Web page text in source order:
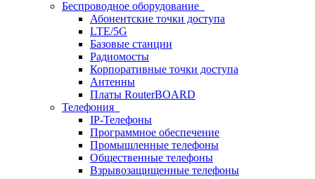
Беспроводное оборудование
Абонентские точки доступа
LTE/5G
Базовые станции
Радиомосты
Корпоративные точки доступа
Антенны
Платы RouterBOARD
Телефония
IP-Телефоны
Программное обеспечение
Промышленные телефоны
Общественные телефоны
Взрывозащищенные телефоны